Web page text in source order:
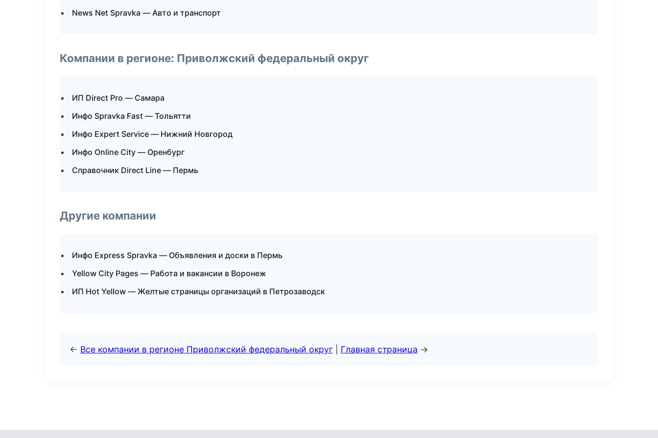
News Net Spravka — Авто и транспорт
Компании в регионе: Приволжский федеральный округ
ИП Direct Pro — Самара
Инфо Spravka Fast — Тольятти
Инфо Expert Service — Нижний Новгород
Инфо Online City — Оренбург
Справочник Direct Line — Пермь
Другие компании
Инфо Express Spravka — Объявления и доски в Пермь
Yellow City Pages — Работа и вакансии в Воронеж
ИП Hot Yellow — Желтые страницы организаций в Петрозаводск
← Все компании в регионе Приволжский федеральный округ Главная страница →